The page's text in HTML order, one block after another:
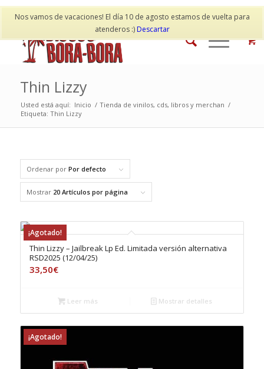
Nos vamos de vacaciones! El día 10 de agosto estamos de vuelta para
atenderos :)Descartar
Mi cuenta Contacto
Thin Lizzy
Usted está aquí: Inicio / Tienda de vinilos, cds, libros y merchan /
Etiqueta: Thin Lizzy
Ordenar por Por defecto
Mostrar 20 Artículos por página
¡Agotado!
Thin Lizzy – Jailbreak Lp Ed. Limitada versión alternativa
RSD2025 (12/04/25)
33,50€
Leer más Mostrar detalles
¡Agotado!